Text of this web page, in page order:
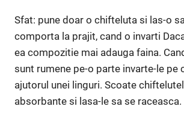
Sfat: pune doar o chifteluta si las-o
comporta la prajit, cand o invarti
ea compozitie mai adauga faina.
sunt rumene pe-o parte invarte-le pe
ajutorul unei linguri. Scoate
absorbante si lasa-le sa se raceasca.